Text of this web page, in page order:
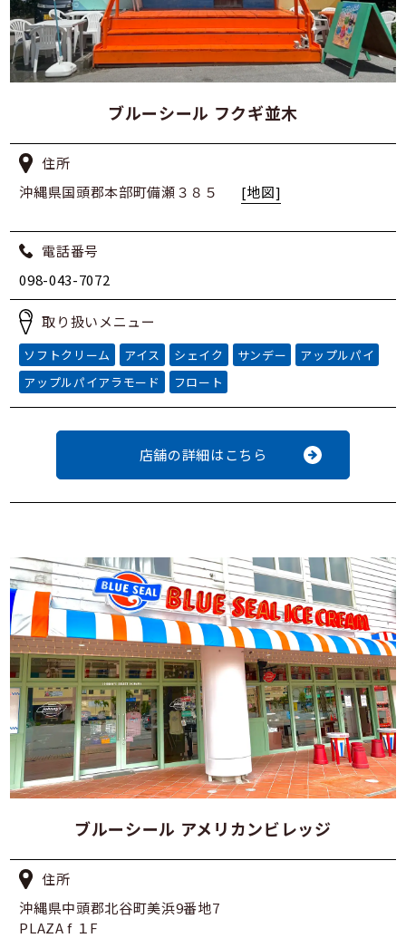
ブルーシール フクギ並木
住所
沖縄県国頭郡本部町備瀬３８５
[地図]
電話番号
098-043-7072
取り扱いメニュー
ソフトクリーム アイス シェイク サンデー
アップルパイ
アップルパイアラモード
フロート
店舗の詳細はこちら
ブルーシール アメリカンビレッジ
住所
沖縄県中頭郡北谷町美浜9番地7
PLAZA f １F